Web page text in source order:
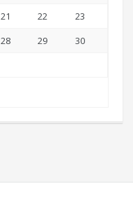
21 22
23
28 29
30